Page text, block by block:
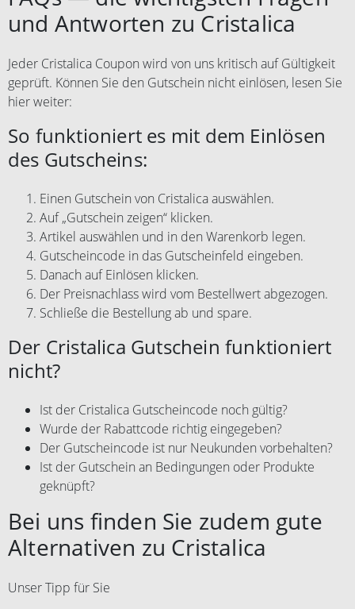
und Antworten zu Cristalica
Jeder Cristalica Coupon wird von uns kritisch auf Gültigkeit
geprüft. Können Sie den Gutschein nicht einlösen, lesen Sie
hier weiter:
So funktioniert es mit dem Einlösen
des Gutscheins:
Einen Gutschein von Cristalica auswählen.
Auf „Gutschein zeigen“ klicken.
Artikel auswählen und in den Warenkorb legen.
Gutscheincode in das Gutscheinfeld eingeben.
Danach auf Einlösen klicken.
Der Preisnachlass wird vom Bestellwert abgezogen.
Schließe die Bestellung ab und spare.
Der Cristalica Gutschein funktioniert
nicht?
Ist der Cristalica Gutscheincode noch gültig?
Wurde der Rabattcode richtig eingegeben?
Der Gutscheincode ist nur Neukunden vorbehalten?
Ist der Gutschein an Bedingungen oder Produkte
geknüpft?
Bei uns finden Sie zudem gute
Alternativen zu Cristalica
Unser Tipp für Sie